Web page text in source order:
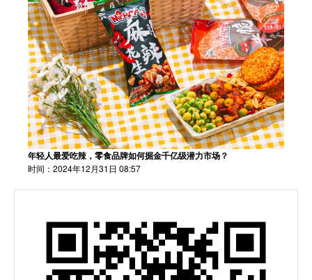
年轻人最爱吃辣，零食品牌如何掘金千亿级潜力市场？
时间：2024年12月31日 08:57